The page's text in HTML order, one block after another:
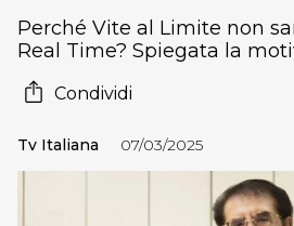
Perché Vite al Limite non
Real Time? Spiegata la
Condividi
Tv Italiana 07/03/2025